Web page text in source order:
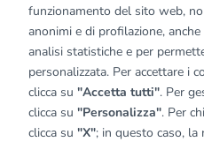
funzionamento del sito web,
anonimi e di profilazione,
analisi statistiche e per
personalizzata. Per accettare i
clicca su "Accetta tutti". Per
clicca su "Personalizza". Per
clicca su "X"; in questo caso, la